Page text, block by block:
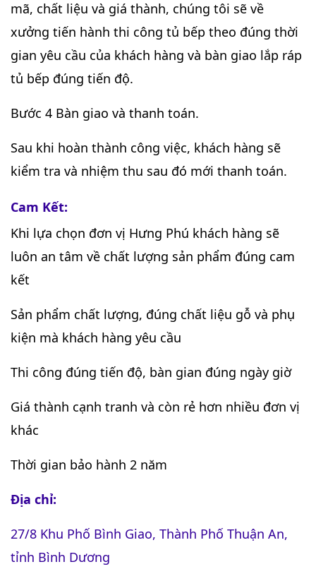
mã, chất liệu và giá thành, chúng tôi sẽ về
xưởng tiến hành thi công tủ bếp theo đúng thời
gian yêu cầu của khách hàng và bàn giao lắp ráp
tủ bếp đúng tiến độ.
Bước 4 Bàn giao và thanh toán.
Sau khi hoàn thành công việc, khách hàng sẽ
kiểm tra và nhiệm thu sau đó mới thanh toán.
Cam Kết:
Khi lựa chọn đơn vị Hưng Phú khách hàng sẽ
luôn an tâm về chất lượng sản phẩm đúng cam
kết
Sản phẩm chất lượng, đúng chất liệu gỗ và phụ
kiện mà khách hàng yêu cầu
Thi công đúng tiến độ, bàn gian đúng ngày giờ
Giá thành cạnh tranh và còn rẻ hơn nhiều đơn vị
khác
Thời gian bảo hành 2 năm
Địa chỉ:
27/8 Khu Phố Bình Giao, Thành Phố Thuận An,
tỉnh Bình Dương